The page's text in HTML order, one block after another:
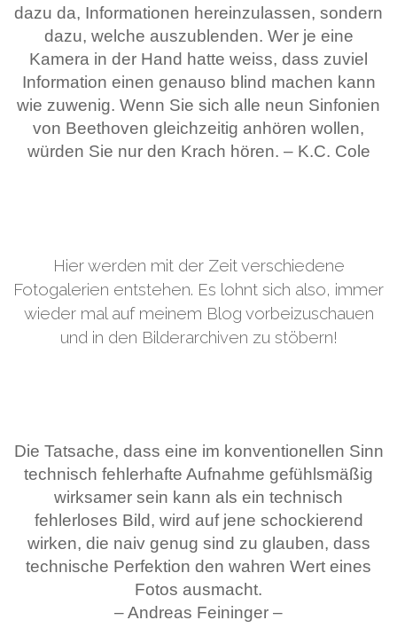
dazu da, Informationen hereinzulassen, sondern
dazu, welche auszublenden. Wer je eine
Kamera in der Hand hatte weiss, dass zuviel
Information einen genauso blind machen kann
wie zuwenig. Wenn Sie sich alle neun Sinfonien
von Beethoven gleichzeitig anhören wollen,
würden Sie nur den Krach hören. – K.C. Cole
Hier werden mit der Zeit verschiedene
Fotogalerien entstehen. Es lohnt sich also, immer
wieder mal auf meinem Blog vorbeizuschauen
und in den Bilderarchiven zu stöbern!
Die Tatsache, dass eine im konventionellen Sinn
technisch fehlerhafte Aufnahme gefühlsmäßig
wirksamer sein kann als ein technisch
fehlerloses Bild, wird auf jene schockierend
wirken, die naiv genug sind zu glauben, dass
technische Perfektion den wahren Wert eines
Fotos ausmacht.
– Andreas Feininger –